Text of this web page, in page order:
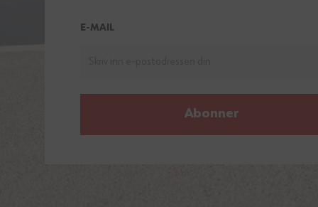
E-MAIL
Abonner